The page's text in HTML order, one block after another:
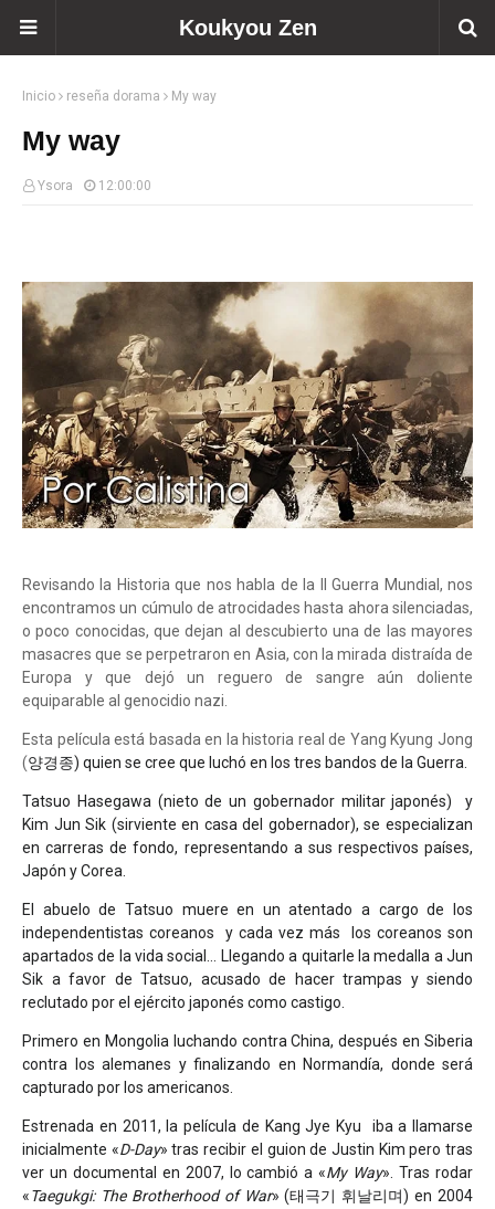
Koukyou Zen
Inicio reseña dorama My way
My way
Ysora 12:00:00
Revisando la Historia que nos habla de la II Guerra Mundial, nos
encontramos un cúmulo de atrocidades hasta ahora silenciadas,
o poco conocidas, que dejan al descubierto una de las mayores
masacres que se perpetraron en Asia, con la mirada distraída de
Europa y que dejó un reguero de sangre aún doliente
equiparable al genocidio nazi.
Esta película está basada en la historia real de Yang Kyung Jong
(양경종) quien se cree que luchó en los tres bandos de la Guerra.
Tatsuo Hasegawa (nieto de un gobernador militar japonés)
y
Kim Jun Sik (sirviente en casa del gobernador), se especializan
en carreras de fondo, representando a sus respectivos países,
Japón y Corea.
El abuelo de Tatsuo muere en un atentado a cargo de los
independentistas coreanos
y cada vez más
los coreanos son
apartados de la vida social… Llegando a quitarle la medalla a Jun
Sik a favor de Tatsuo, acusado de hacer trampas y siendo
reclutado por el ejército japonés como castigo.
Primero en Mongolia luchando contra China, después en Siberia
contra los alemanes y finalizando en Normandía, donde será
capturado por los americanos.
Estrenada en 2011, la película de Kang Jye Kyu
iba a llamarse
inicialmente «D-Day» tras recibir el guion de Justin Kim pero tras
ver un documental en 2007, lo cambió a «My Way». Tras rodar
«Taegukgi: The Brotherhood of War» (태극기 휘날리며) en 2004